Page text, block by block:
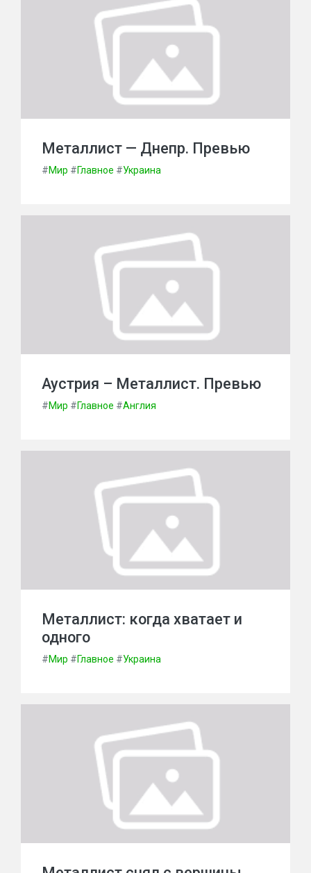
Металлист — Днепр. Превью
#Мир #Главное #Украина
Аустрия – Металлист. Превью
#Мир #Главное #Англия
Металлист: когда хватает и
одного
#Мир #Главное #Украина